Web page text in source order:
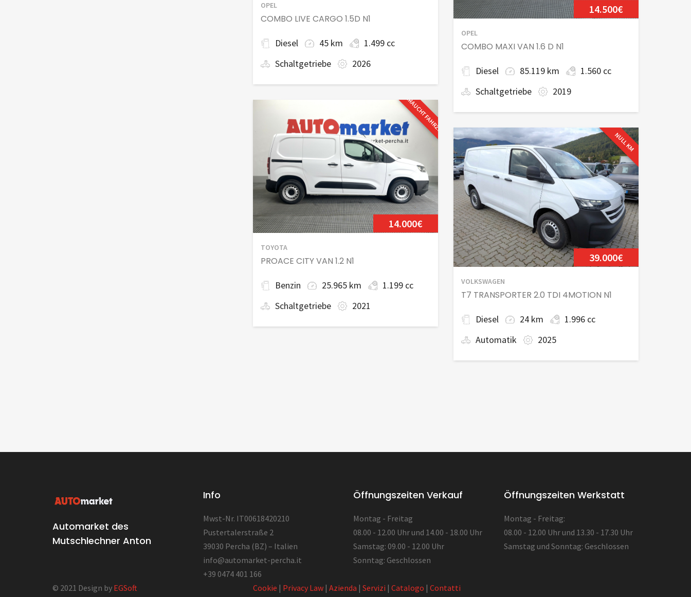
OPEL
COMBO LIVE CARGO 1.5D N1
Diesel 45 km
1.499 cc
Schaltgetriebe
2026
14.500€
OPEL
COMBO MAXI VAN 1.6 D N1
Diesel 85.119 km
1.560 cc
Schaltgetriebe
2019
GEBRAUCHTFAHRZEUG
14.000€
TOYOTA
PROACE CITY VAN 1.2 N1
Benzin 25.965 km
1.199 cc
Schaltgetriebe
2021
NULL KM
39.000€
VOLKSWAGEN
T7 TRANSPORTER 2.0 TDI 4MOTION N1
Diesel 24 km
1.996 cc
Automatik
2025
Automarket des
Mutschlechner Anton
Info
Mwst-Nr. IT00618420210
Pustertalerstraße 2
39030 Percha (BZ) – Italien
info@automarket-percha.it
+39 0474 401 166
Öffnungszeiten Verkauf
Montag - Freitag
08.00 - 12.00 Uhr und 14.00 - 18.00 Uhr
Samstag: 09.00 - 12.00 Uhr
Sonntag: Geschlossen
Öffnungszeiten Werkstatt
Montag - Freitag:
08.00 - 12.00 Uhr und 13.30 - 17.30 Uhr
Samstag und Sonntag: Geschlossen
© 2021 Design by EGSoft Cookie | Privacy Law | Azienda | Servizi | Catalogo | Contatti